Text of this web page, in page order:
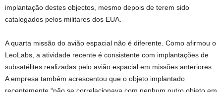
implantação destes objectos, mesmo depois de terem sido
catalogados pelos militares dos EUA.
A quarta missão do avião espacial não é diferente. Como afirmou o
LeoLabs, a atividade recente é consistente com implantações de
subsatélites realizadas pelo avião espacial em missões anteriores.
A empresa também acrescentou que o objeto implantado
recentemente “não se correlacionava com nenhum outro objeto em